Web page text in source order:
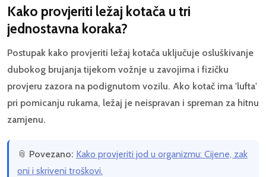
Kako provjeriti ležaj kotača u tri
jednostavna koraka?
Postupak kako provjeriti ležaj kotača uključuje osluškivanje
dubokog brujanja tijekom vožnje u zavojima i fizičku
provjeru zazora na podignutom vozilu. Ako kotač ima 'lufta'
pri pomicanju rukama, ležaj je neispravan i spreman za hitnu
zamjenu.
📎 Povezano: Kako provjeriti jod u organizmu: Cijene, zak
oni i skriveni troškovi.